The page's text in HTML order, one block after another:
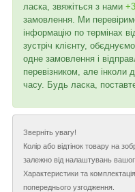
ласка, звяжіться з нами
замовлення. Ми
інформацію по термінах
зустріч клієнту,
одне замовлення і
перевізником, але інколи
часу. Будь ласка,
Зверніть увагу!
Колір або відтінок товару на
залежно від налаштувань
Характеристики та
попереднього узгодження.